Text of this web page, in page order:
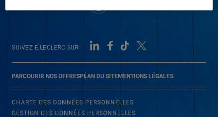
PARCOURIR NOS OFFRESPLAN DU SITEMENTIONS LÉGALES
SUIVEZ E.LECLERC SUR
CHARTE DES DONNÉES PERSONNELLES
GESTION DES DONNÉES PERSONNELLES